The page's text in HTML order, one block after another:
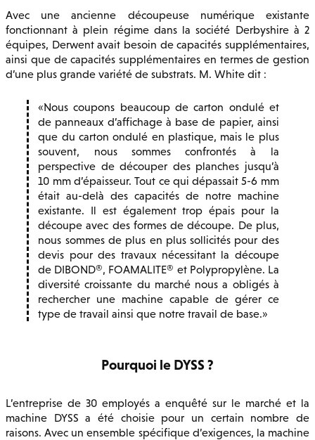
Avec une ancienne découpeuse numérique existante
fonctionnant à plein régime dans la société Derbyshire à 2
équipes, Derwent avait besoin de capacités supplémentaires,
ainsi que de capacités supplémentaires en termes de gestion
d’une plus grande variété de substrats. M. White dit :
Nous coupons beaucoup de carton ondulé et
de panneaux d’affichage à base de papier, ainsi
que du carton ondulé en plastique, mais le plus
souvent, nous sommes confrontés à la
perspective de découper des planches jusqu’à
10 mm d’épaisseur. Tout ce qui dépassait 5-6 mm
était au-delà des capacités de notre machine
existante. Il est également trop épais pour la
découpe avec des formes de découpe. De plus,
nous sommes de plus en plus sollicités pour des
devis pour des travaux nécessitant la découpe
de DIBOND®, FOAMALITE® et Polypropylène. La
diversité croissante du marché nous a obligés à
rechercher une machine capable de gérer ce
type de travail ainsi que notre travail de base.
Pourquoi le DYSS ?
L’entreprise de 30 employés a enquêté sur le marché et la
machine DYSS a été choisie pour un certain nombre de
raisons. Avec un ensemble spécifique d’exigences, la machine